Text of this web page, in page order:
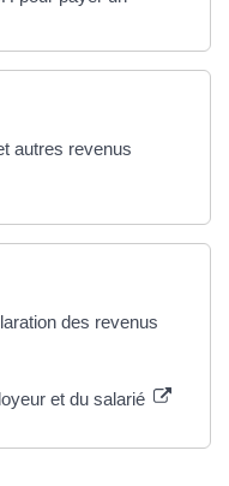
autres revenus
des revenus
et du salarié